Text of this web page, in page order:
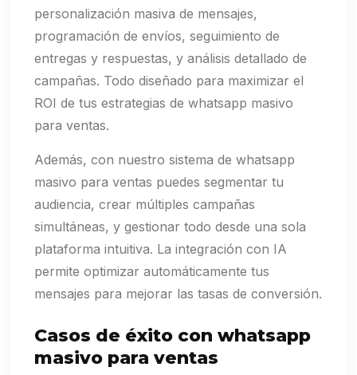
personalización masiva de mensajes,
programación de envíos, seguimiento de
entregas y respuestas, y análisis detallado de
campañas. Todo diseñado para maximizar el
ROI de tus estrategias de whatsapp masivo
para ventas.
Además, con nuestro sistema de whatsapp
masivo para ventas puedes segmentar tu
audiencia, crear múltiples campañas
simultáneas, y gestionar todo desde una sola
plataforma intuitiva. La integración con IA
permite optimizar automáticamente tus
mensajes para mejorar las tasas de conversión.
Casos de éxito con whatsapp
masivo para ventas